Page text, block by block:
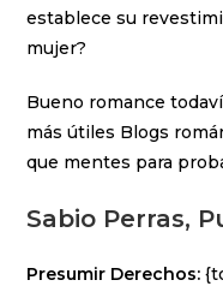
establece su
mujer?
Bueno romance
más útiles Blogs
que mentes para
Sabio Perras,
Presumir Derechos: